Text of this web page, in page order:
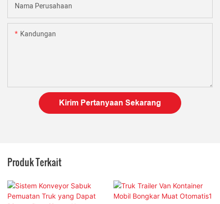
Nama Perusahaan
Kandungan
Kirim Pertanyaan Sekarang
Produk Terkait